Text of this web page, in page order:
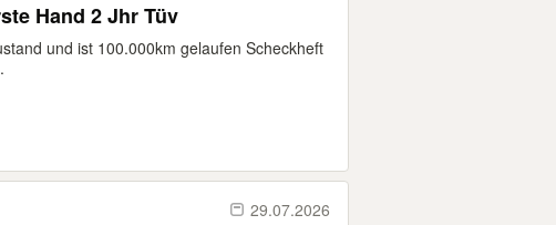
Hand 2 Jhr Tüv
und ist 100.000km gelaufen Scheckheft
29.07.2026